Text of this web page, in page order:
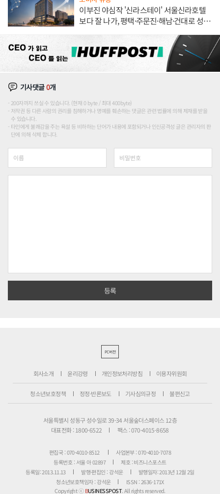
이부진 야심작 '신라스테이' 서울신라호텔
보다 잘 나가, 평택·주문진·해남·건대로 성
기사댓글0개
200자까지 쓰실 수 있습니다. (현재 0 byte / 최대 400byte)
저작권 등 다른 사람의 권리를 침해하거나 명예를 훼손하는 댓글은 관련 법률에 의해 제재를 받을
수 있습니다.
타인에게 불쾌감을 주는 욕설 등 비하하는 단어가 내용에 포함되거나 인신공격성 글은 관리자의 판
단에 의해 삭제 합니다.
PC버전
회사소개 윤리강령 개인정보처리방침 이용자위원회
청소년보호정책 정정·반론보도 기사심의규정 불편신고
서울특별시 성동구 성수일로 39-34 서울숲더스페이스 12층
대표전화 : 1800-6522
팩스 : 070-4015-8658
편집국 : 070-4010-8512
사업본부 : 070-4010-7078
등록번호 : 서울 아 02897
제호 : 비즈니스포스트
등록일: 2013.11.13
발행·편집인 : 강석운
발행일자: 2013년 12월 2일
청소년보호책임자 : 강석운
ISSN : 2636-171X
Copyright ⓒBUSINESSPOST. All rights reserved.